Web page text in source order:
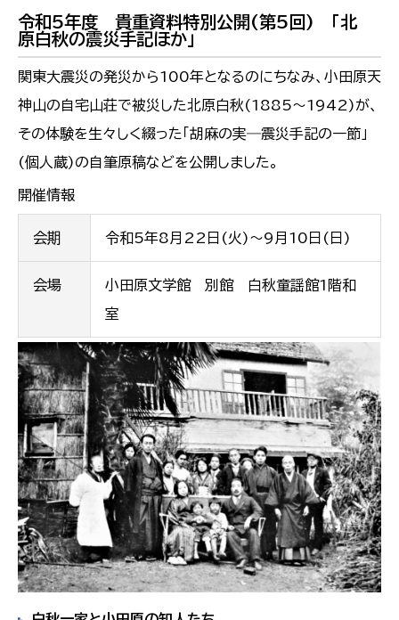
令和5年度 貴重資料特別公開(第5回) 「北
原白秋の震災手記ほか」
関東大震災の発災から100年となるのにちなみ、小田原天
神山の自宅山荘で被災した北原白秋(1885～1942)が、
その体験を生々しく綴った「胡麻の実―震災手記の一節」
(個人蔵)の自筆原稿などを公開しました。
開催情報
会期 令和5年8月22日(火)～9月10日(日)
会場
小田原文学館 別館 白秋童謡館1階和
室